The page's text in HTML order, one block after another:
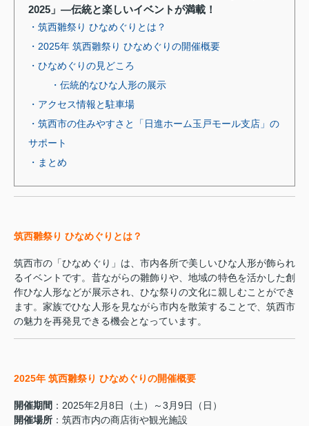
2025」—伝統と楽しいイベントが満載！
・筑西雛祭り ひなめぐりとは？
・2025年 筑西雛祭り ひなめぐりの開催概要
・ひなめぐりの見どころ
・伝統的なひな人形の展示
・アクセス情報と駐車場
・筑西市の住みやすさと「日進ホーム玉戸モール支店」の
サポート
・まとめ
筑西雛祭り ひなめぐりとは？
筑西市の「ひなめぐり」は、市内各所で美しいひな人形が飾られ
るイベントです。昔ながらの雛飾りや、地域の特色を活かした創
作ひな人形などが展示され、ひな祭りの文化に親しむことができ
ます。家族でひな人形を見ながら市内を散策することで、筑西市
の魅力を再発見できる機会となっています。
2025年 筑西雛祭り ひなめぐりの開催概要
開催期間 ：2025年2月8日（土）～3月9日（日）
開催場所 ：筑西市内の商店街や観光施設